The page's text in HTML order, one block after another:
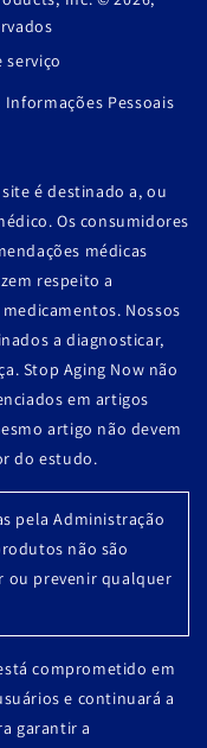
serviço
Pessoais
é destinado a, ou
Os consumidores
médicas
respeito a
Nossos
a diagnosticar,
Stop Aging Now não
em artigos
artigo não devem
do estudo.
pela Administração
não são
ou prevenir qualquer
comprometido em
e continuará a
garantir a